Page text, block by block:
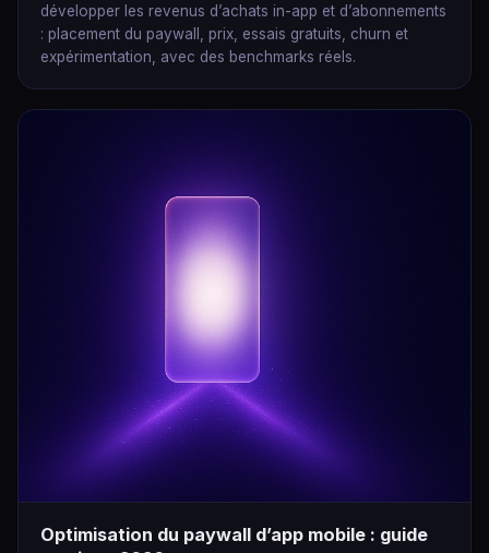
développer les revenus d’achats in-app et d’abonnements
: placement du paywall, prix, essais gratuits, churn et
expérimentation, avec des benchmarks réels.
Optimisation du paywall d’app mobile : guide